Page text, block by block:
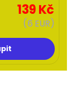
139 Kč
(6 EUR)